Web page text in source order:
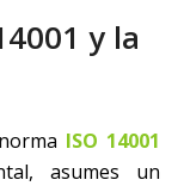
y la
ISO 14001
asumes un